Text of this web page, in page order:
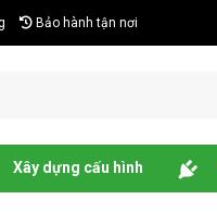
Bảo hành tận nơi
Xây dựng cấu hình